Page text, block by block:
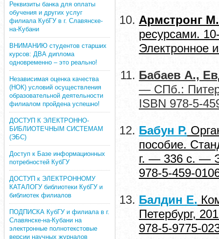
Реквизиты банка для оплаты
обучения и других услуг
филиала КубГУ в г. Славянске-
на-Кубани
ВНИМАНИЮ студентов старших
курсов: ДВА диплома
одновременно – это реально!
Независимая оценка качества
(НОК) условий осуществления
образовательной деятельности
филиалом пройдена успешно!
ДОСТУП К ЭЛЕКТРОННО-
БИБЛИОТЕЧНЫМ СИСТЕМАМ
(ЭБС)
Доступ к Базе информационных
потребностей КубГУ
ДОСТУП к ЭЛЕКТРОННОМУ
КАТАЛОГУ библиотеки КубГУ и
библиотек филиалов
ПОДПИСКА КубГУ и филиала в г.
Славянске-на-Кубани на
электронные полнотекстовые
версии научных журналов
Армстронг М.
ресурсами.
Электронное
Бабаев А.,
— СПб.:
ISBN 978-5-
Бабун Р.
пособие.
г. — 336 с. —
978-5-459-
Балдин Е.
Петербург,
978-5-9775-